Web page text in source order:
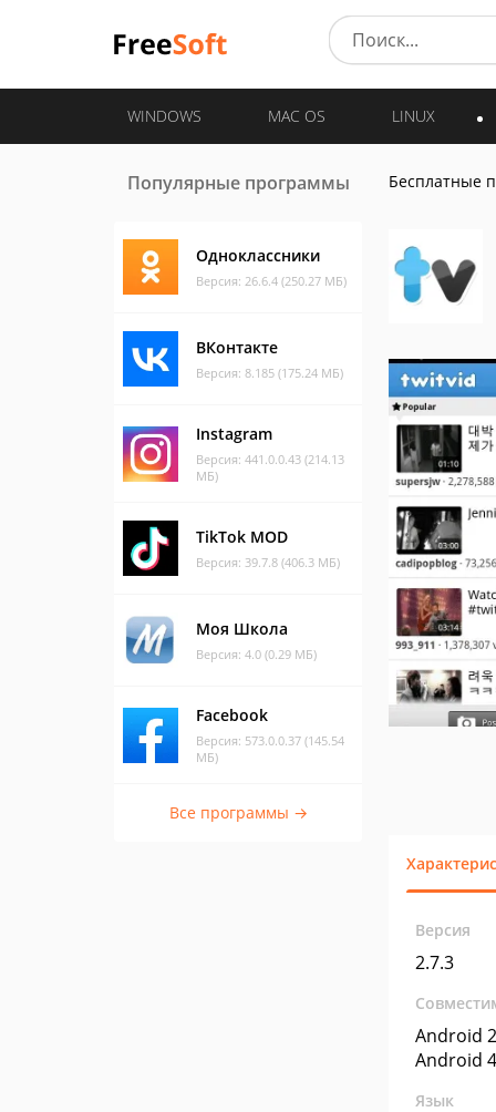
WINDOWS MAC OS LINUX
Популярные программы
Одноклассники
Версия: 26.6.4 (250.27 МБ)
ВКонтакте
Версия: 8.185 (175.24 МБ)
Instagram
Версия: 441.0.0.43 (214.13
МБ)
TikTok MOD
Версия: 39.7.8 (406.3 МБ)
Моя Школа
Версия: 4.0 (0.29 МБ)
Facebook
Версия: 573.0.0.37 (145.54
МБ)
Все программы →
Бесплатные
Версия
2.7.3
Android
Android
Язык